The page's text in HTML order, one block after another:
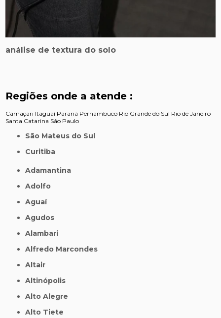
análise de textura do solo
Regiões onde a atende :
Camaçari Itaguaí Paraná Pernambuco Rio Grande do Sul Rio de Janeiro
Santa Catarina São Paulo
São Mateus do Sul
Curitiba
Adamantina
Adolfo
Aguaí
Agudos
Alambari
Alfredo Marcondes
Altair
Altinópolis
Alto Alegre
Alto Tiete